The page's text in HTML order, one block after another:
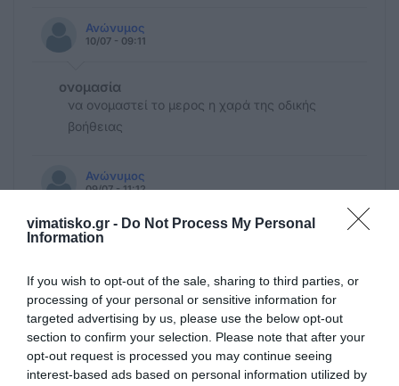
vimatisko.gr - Do Not Process My Personal
Information
If you wish to opt-out of the sale, sharing to third parties, or
processing of your personal or sensitive information for
targeted advertising by us, please use the below opt-out
section to confirm your selection. Please note that after your
opt-out request is processed you may continue seeing
interest-based ads based on personal information utilized by
Ανώνυμος
10/07 - 09:11
ονομασία
να ονομαστεί το μερος η χαρά της οδικής
βοήθειας
Ανώνυμος
09/07 - 11:12
🤡🤡
κόλλησαν στην άμμο τα αμάξια μπράβο
πάμε παρακάτω σε άλλα νέα η Ευρωπαία
εισαγγελέας έκανε έφοδο στα γραφεία του
ΟΠΕΚΕΠΕ